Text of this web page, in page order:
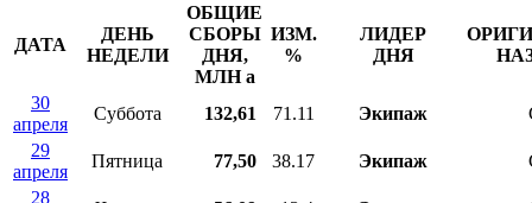
ДАТА
ДЕНЬ
НЕДЕЛИ
ОБЩИЕ
СБОРЫ
ДНЯ,
МЛНa
ИЗМ.
%
ЛИДЕР
ДНЯ
30
апреля
Суббота 132,61 71.11 Экипаж
29
апреля
Пятница 77,50 38.17 Экипаж
28